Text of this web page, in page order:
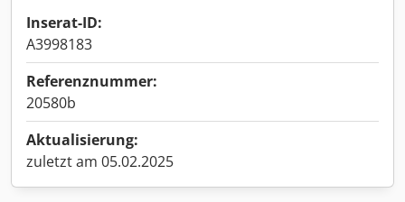
Inserat-ID:
A3998183
Referenznummer:
20580b
Aktualisierung:
zuletzt am 05.02.2025